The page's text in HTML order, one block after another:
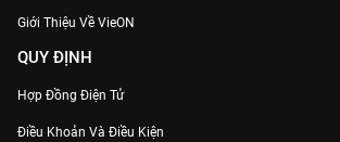
Giới Thiệu Về VieON
QUY ĐỊNH
Hợp Đồng Điện Tử
Điều Khoản Và Điều Kiện